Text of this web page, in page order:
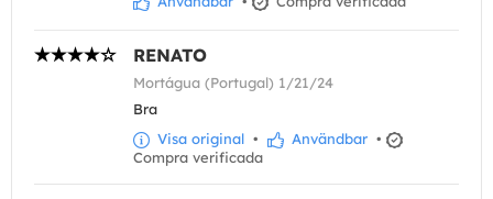
RENATO
Mortágua (Portugal) 1/21/24
Bra
Visa original • Användbar •
Compra verificada